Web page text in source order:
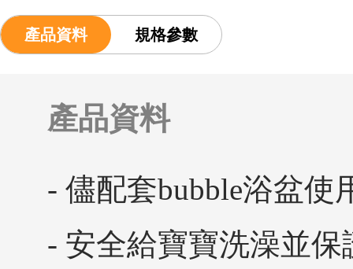
產品資料 規格參數
產品資料
- 儘配套bubble浴盆
- 安全給寶寶洗澡並